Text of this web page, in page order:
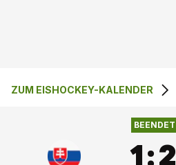
ZUM EISHOCKEY-KALENDER
BEENDET
1:2